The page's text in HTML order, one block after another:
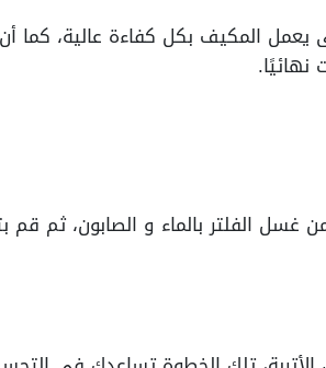
يعمل المكيف بكل كفاءة عالية،
غسل الفلتر بالماء و الصابون، ثم قم